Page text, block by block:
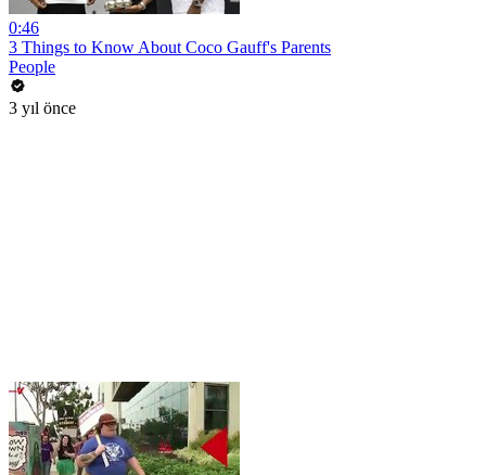
0:46
3 Things to Know About Coco Gauff's Parents
People
3 yıl önce